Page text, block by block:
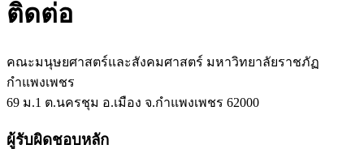
ติดต่อ
คณะมนุษยศาสตร์และสังคมศาสตร์ มหาวิทยาลัยราชภัฏ
กำแพงเพชร
69 ม.1 ต.นครชุม อ.เมือง จ.กำแพงเพชร 62000
ผู้รับผิดชอบหลัก